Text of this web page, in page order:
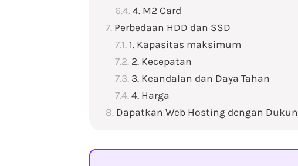
4. M2 Card
Perbedaan HDD dan SSD
1. Kapasitas maksimum
2. Kecepatan
3. Keandalan dan Daya Tahan
4. Harga
Dapatkan Web Hosting dengan